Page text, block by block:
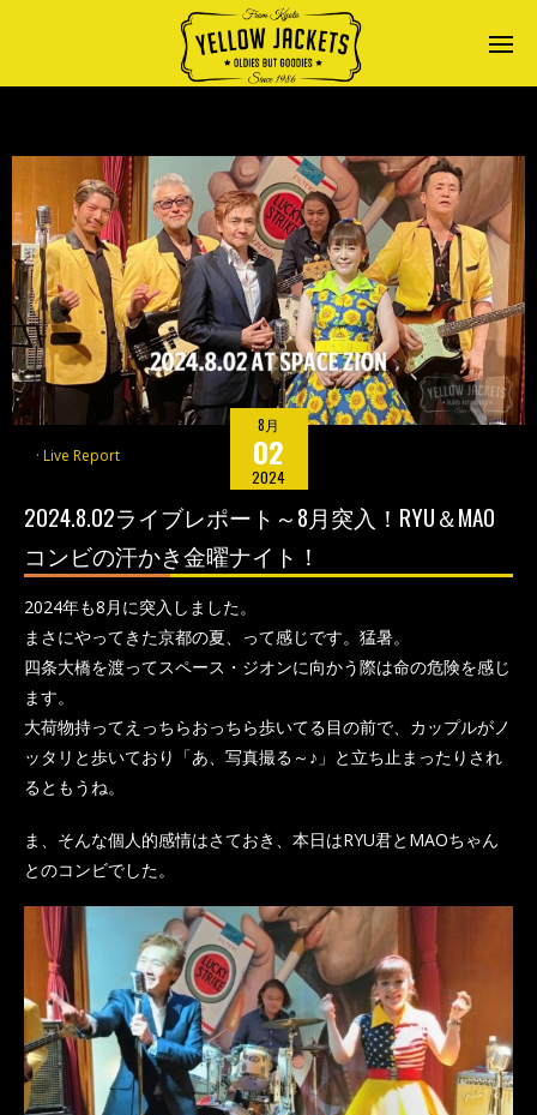
8月
02
2024
Live Report
2024.8.02ライブレポート～8月突入！RYU＆MAO
コンビの汗かき金曜ナイト！
2024年も8月に突入しました。
まさにやってきた京都の夏、って感じです。猛暑。
四条大橋を渡ってスペース・ジオンに向かう際は命の危険を感じ
ます。
大荷物持ってえっちらおっちら歩いてる目の前で、カップルがノ
ッタリと歩いており「あ、写真撮る～♪」と立ち止まったりされ
るともうね。
ま、そんな個人的感情はさておき、本日はRYU君とMAOちゃん
とのコンビでした。